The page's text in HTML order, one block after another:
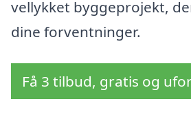
vellykket byggeprojekt,
dine forventninger.
Få 3 tilbud, gratis og